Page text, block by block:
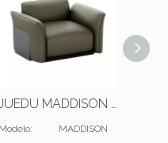
JUEDU MADDISON Sofá de una plaza |Cojín estándar |Cuero verde oscuro
Modelo: MADDISON